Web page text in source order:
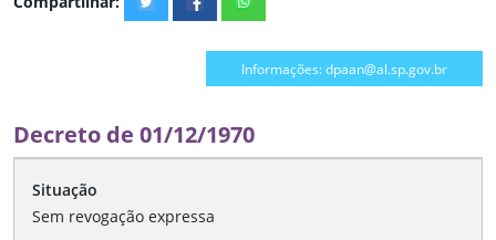
Informações: dpaan@al.sp.gov.br
Decreto de 01/12/1970
Situação
Sem revogação expressa